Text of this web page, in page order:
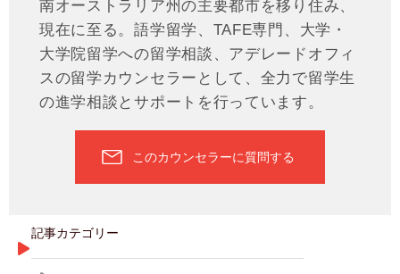
南オーストラリア州の主要都市を移り住み、
現在に至る。語学留学、TAFE専門、大学・
大学院留学への留学相談、アデレードオフィ
スの留学カウンセラーとして、全力で留学生
の進学相談とサポートを行っています。
このカウンセラーに質問する
記事カテゴリー